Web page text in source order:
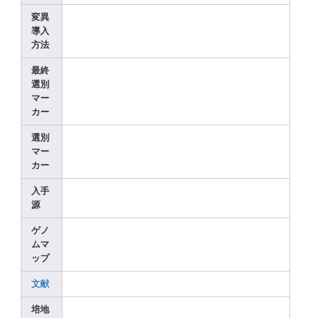
変異
導入
方法
最終
選別
マー
カー
選別
マー
カー
入手
源
ゲノ
ムマ
ップ
文献
培地